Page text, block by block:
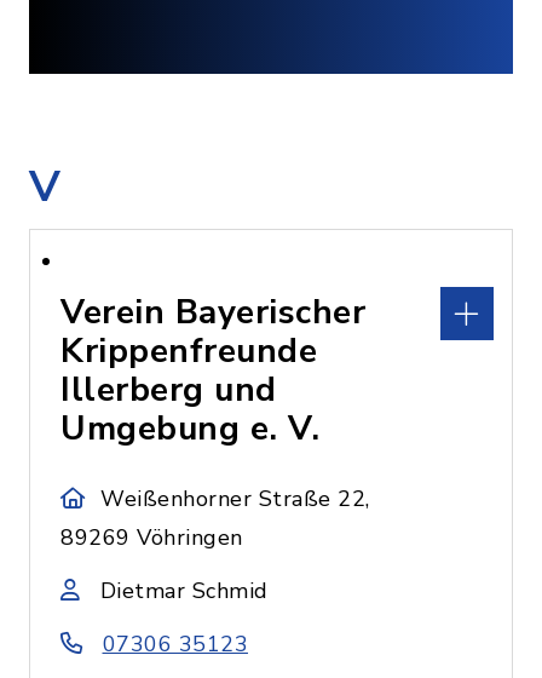
V
Verein Bayerischer
Krippenfreunde
Illerberg und
Umgebung e. V.
Weißenhorner Straße 22,
89269 Vöhringen
Dietmar Schmid
07306 35123